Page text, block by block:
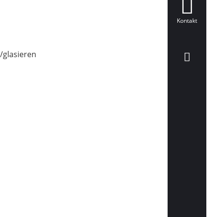
Kontakt